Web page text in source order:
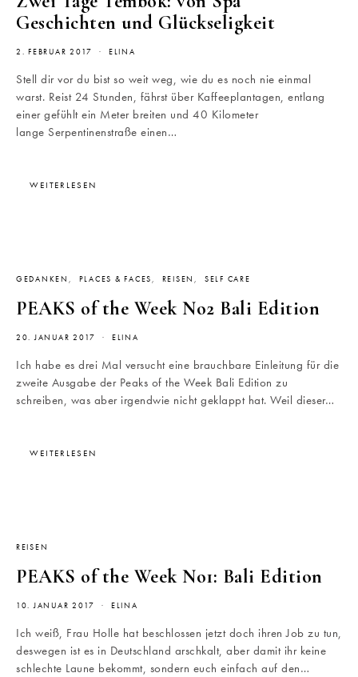
Geschichten und Glückseligkeit
2. FEBRUAR 2017 ELINA
Stell dir vor du bist so weit weg, wie du es noch nie einmal
warst. Reist 24 Stunden, fährst über Kaffeeplantagen, entlang
einer gefühlt ein Meter breiten und 40 Kilometer
lange Serpentinenstraße einen…
WEITERLESEN
GEDANKEN PLACES & FACES REISEN SELF CARE
PEAKS of the Week No2 Bali Edition
20. JANUAR 2017 ELINA
Ich habe es drei Mal versucht eine brauchbare Einleitung für die
zweite Ausgabe der Peaks of the Week Bali Edition zu
schreiben, was aber irgendwie nicht geklappt hat. Weil dieser…
WEITERLESEN
REISEN
PEAKS of the Week No1: Bali Edition
10. JANUAR 2017 ELINA
Ich weiß, Frau Holle hat beschlossen jetzt doch ihren Job zu tun,
deswegen ist es in Deutschland arschkalt, aber damit ihr keine
schlechte Laune bekommt, sondern euch einfach auf den…